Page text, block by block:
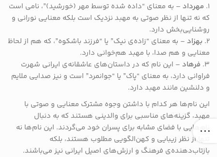
۱. مهرداد – به معنای “داده شده توسط مهر (خورشید)”، نامی است
که نه تنها از نظر صوتی به مهبد نزدیک است بلکه معنایی نورانی و
روشنایی‌بخش دارد.
2. بهزاد – به معنای “زاده‌ی نیک” یا “فرزند باشکوه”، که هم از لحاظ
معنایی و هم صدا، با مهبد هم‌خوانی دارد.
3. فرهاد – این نام که در داستان‌های عاشقانه‌ی ایرانی شهرت
فراوانی دارد، به معنای “پاک” یا “جوانمرد” است و نیز صدایی ملایم
و دلنشین مانند مهبد دارد.
این نام‌ها هر کدام با داشتن وجوه مشترک معنایی و صوتی با
مهبد، گزینه‌های مناسبی برای والدینی هستند که به دنبال
نام‌هایی با فضای مشابه برای پسران خود می‌گردند. این نام‌ها نه
تنها از نظر زیبایی و کهن‌الگویی مطلوب هستند، بلکه
بازتاب‌دهنده‌ی فرهنگ و ارزش‌های اصیل ایرانی نیز می‌باشند.